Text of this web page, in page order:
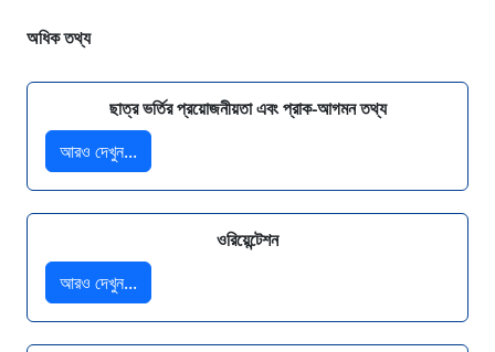
অধিক তথ্য
ছাত্র ভর্তির প্রয়োজনীয়তা এবং প্রাক-আগমন তথ্য
আরও দেখুন...
ওরিয়েন্টেশন
আরও দেখুন...